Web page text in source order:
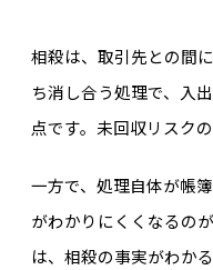
相殺は、取引先との間
ち消し合う処理で、入
点です。未回収リスク
一方で、処理自体が帳
がわかりにくくなるの
は、相殺の事実がわか